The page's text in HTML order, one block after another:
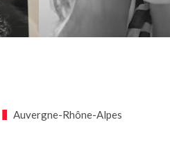
Auvergne-Rhône-Alpes